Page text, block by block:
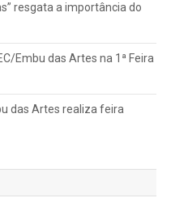
resgata a importância do
Embu das Artes na 1ª Feira
das Artes realiza feira